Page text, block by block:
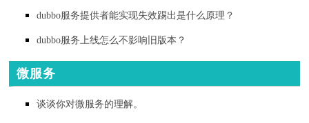
dubbo服务提供者能实现失效踢出是什么原理？
dubbo服务上线怎么不影响旧版本？
微服务
谈谈你对微服务的理解。